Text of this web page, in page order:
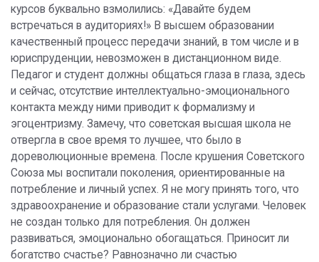
курсов буквально взмолились: «Давайте будем
встречаться в аудиториях!» В высшем образовании
качественный процесс передачи знаний, в том числе и в
юриспруденции, невозможен в дистанционном виде.
Педагог и студент должны общаться глаза в глаза, здесь
и сейчас, отсутствие интеллектуально-эмоционального
контакта между ними приводит к формализму и
эгоцентризму. Замечу, что советская высшая школа не
отвергла в свое время то лучшее, что было в
дореволюционные времена. После крушения Советского
Союза мы воспитали поколения, ориентированные на
потребление и личный успех. Я не могу принять того, что
здравоохранение и образование стали услугами. Человек
не создан только для потребления. Он должен
развиваться, эмоционально обогащаться. Приносит ли
богатство счастье? Равнозначно ли счастью